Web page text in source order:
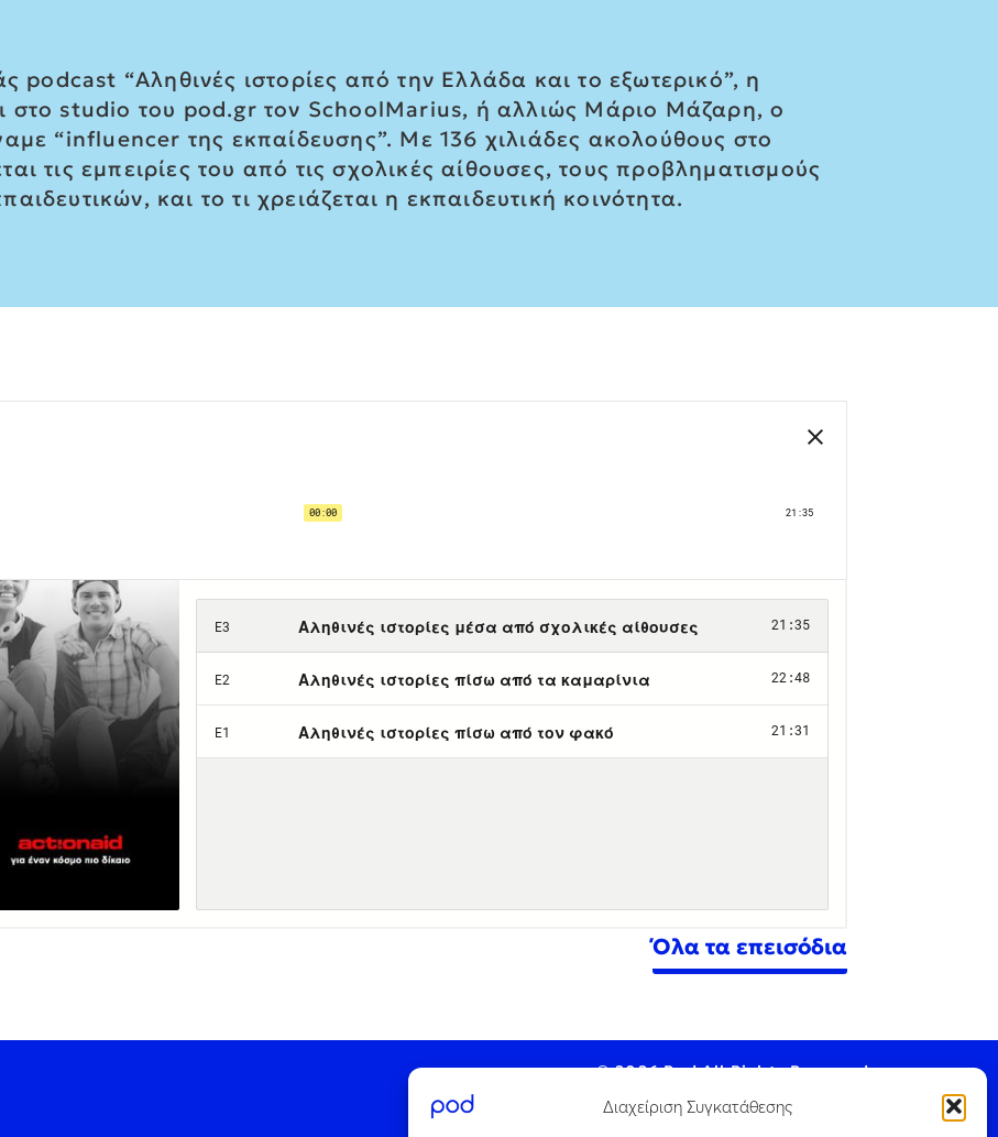
Διαχείριση Συγκατάθεσης
podcast “Αληθινές ιστορίες από την Ελλάδα και το εξωτερικό”, η
στο studio του pod.gr τον SchoolMarius, ή αλλιώς Μάριο Μάζαρη, ο
“influencer της εκπαίδευσης”. Με 136 χιλιάδες ακολούθους στο
τις εμπειρίες του από τις σχολικές αίθουσες, τους προβληματισμούς
και το τι χρειάζεται η εκπαιδευτική κοινότητα.
Όλα τα επεισόδια
© 2026 Pod All Rights Reserved.